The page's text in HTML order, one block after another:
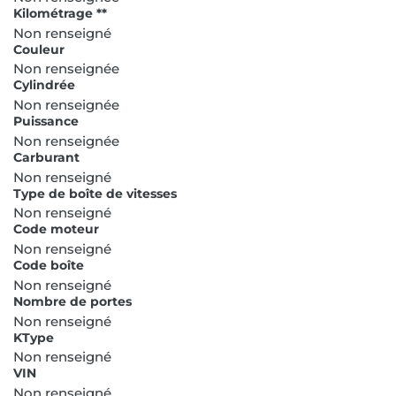
Kilométrage **
Non renseigné
Couleur
Non renseignée
Cylindrée
Non renseignée
Puissance
Non renseignée
Carburant
Non renseigné
Type de boîte de vitesses
Non renseigné
Code moteur
Non renseigné
Code boîte
Non renseigné
Nombre de portes
Non renseigné
KType
Non renseigné
VIN